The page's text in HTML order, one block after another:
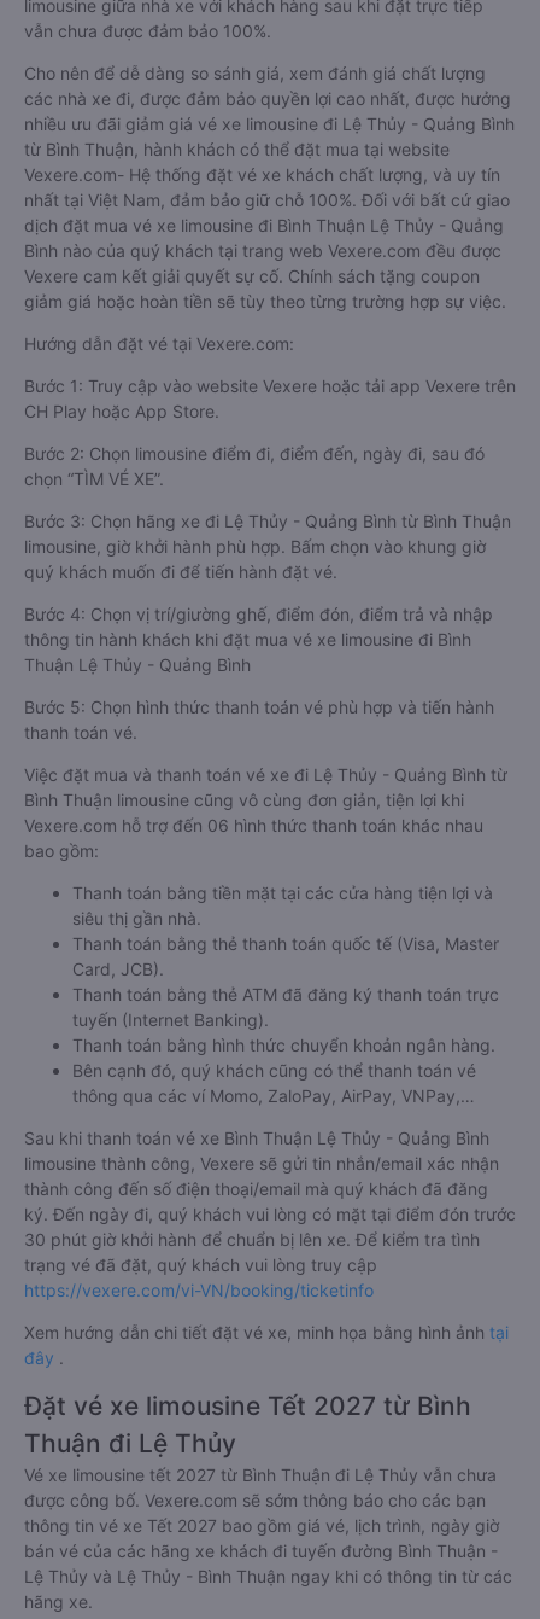
limousine giữa nhà xe với khách hàng sau khi đặt trực tiếp
vẫn chưa được đảm bảo 100%.
Cho nên để dễ dàng so sánh giá, xem đánh giá chất lượng
các nhà xe đi, được đảm bảo quyền lợi cao nhất, được hưởng
nhiều ưu đãi giảm giá vé xe limousine đi Lệ Thủy - Quảng Bình
từ Bình Thuận, hành khách có thể đặt mua tại website
Vexere.com- Hệ thống đặt vé xe khách chất lượng, và uy tín
nhất tại Việt Nam, đảm bảo giữ chỗ 100%. Đối với bất cứ giao
dịch đặt mua vé xe limousine đi Bình Thuận Lệ Thủy - Quảng
Bình nào của quý khách tại trang web Vexere.com đều được
Vexere cam kết giải quyết sự cố. Chính sách tặng coupon
giảm giá hoặc hoàn tiền sẽ tùy theo từng trường hợp sự việc.
Hướng dẫn đặt vé tại Vexere.com:
Bước 1: Truy cập vào website Vexere hoặc tải app Vexere trên
CH Play hoặc App Store.
Bước 2: Chọn limousine điểm đi, điểm đến, ngày đi, sau đó
chọn “TÌM VÉ XE”.
Bước 3: Chọn hãng xe đi Lệ Thủy - Quảng Bình từ Bình Thuận
limousine, giờ khởi hành phù hợp. Bấm chọn vào khung giờ
quý khách muốn đi để tiến hành đặt vé.
Bước 4: Chọn vị trí/giường ghế, điểm đón, điểm trả và nhập
thông tin hành khách khi đặt mua vé xe limousine đi Bình
Thuận Lệ Thủy - Quảng Bình
Bước 5: Chọn hình thức thanh toán vé phù hợp và tiến hành
thanh toán vé.
Việc đặt mua và thanh toán vé xe đi Lệ Thủy - Quảng Bình từ
Bình Thuận limousine cũng vô cùng đơn giản, tiện lợi khi
Vexere.com hỗ trợ đến 06 hình thức thanh toán khác nhau
bao gồm:
Thanh toán bằng tiền mặt tại các cửa hàng tiện lợi và
siêu thị gần nhà.
Thanh toán bằng thẻ thanh toán quốc tế (Visa, Master
Card, JCB).
Thanh toán bằng thẻ ATM đã đăng ký thanh toán trực
tuyến (Internet Banking).
Thanh toán bằng hình thức chuyển khoản ngân hàng.
Bên cạnh đó, quý khách cũng có thể thanh toán vé
thông qua các ví Momo, ZaloPay, AirPay, VNPay,…
Sau khi thanh toán vé xe Bình Thuận Lệ Thủy - Quảng Bình
limousine thành công, Vexere sẽ gửi tin nhắn/email xác nhận
thành công đến số điện thoại/email mà quý khách đã đăng
ký. Đến ngày đi, quý khách vui lòng có mặt tại điểm đón trước
30 phút giờ khởi hành để chuẩn bị lên xe. Để kiểm tra tình
trạng vé đã đặt, quý khách vui lòng truy cập
https://vexere.com/vi-VN/booking/ticketinfo
Xem hướng dẫn chi tiết đặt vé xe, minh họa bằng hình ảnh tại
đây .
Đặt vé xe limousine Tết 2027 từ Bình
Thuận đi Lệ Thủy
Vé xe limousine tết 2027 từ Bình Thuận đi Lệ Thủy vẫn chưa
được công bố. Vexere.com sẽ sớm thông báo cho các bạn
thông tin vé xe Tết 2027 bao gồm giá vé, lịch trình, ngày giờ
bán vé của các hãng xe khách đi tuyến đường Bình Thuận -
Lệ Thủy và Lệ Thủy - Bình Thuận ngay khi có thông tin từ các
hãng xe.